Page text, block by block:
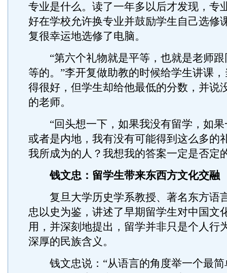
专业是什么。读了一年多以后才发现，专
好在学校允许换专业并鼓励学生自己选修
复很幸运地选修了电脑。
“第六个礼物就是平等，也就是老师跟
等的。”李开复做助教的时候给学生讲课
得很好，但学生却给他最低的分数，并说
的老师。
“回头想一下，如果我没有留学，如果
或者是内地，我有没有可能得到这么多的
我所成为的人？我想我的答案一定是否定
钱文忠：留学生带来东西方文化交融
复旦大学历史学系教授、著名东方语
忠以史为鉴，讲述了早期留学生对中国文
用，并深刻地提出，留学并非只是个人行
深厚的民族含义。
钱文忠说：“从语言的角度举一个最简